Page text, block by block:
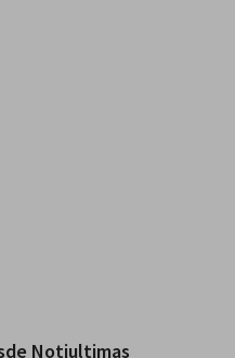
Notiultimas